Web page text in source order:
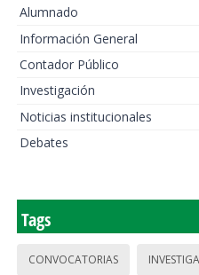
Alumnado
Información General
Contador Público
Investigación
Noticias institucionales
Debates
Tags
CONVOCATORIAS